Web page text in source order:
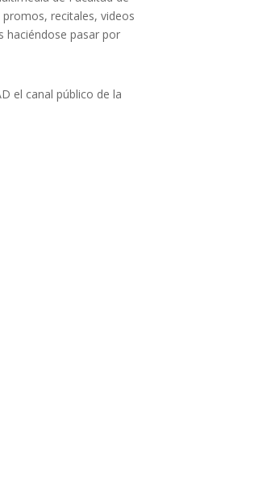
recitales, videos
haciéndose pasar por
el canal público de la